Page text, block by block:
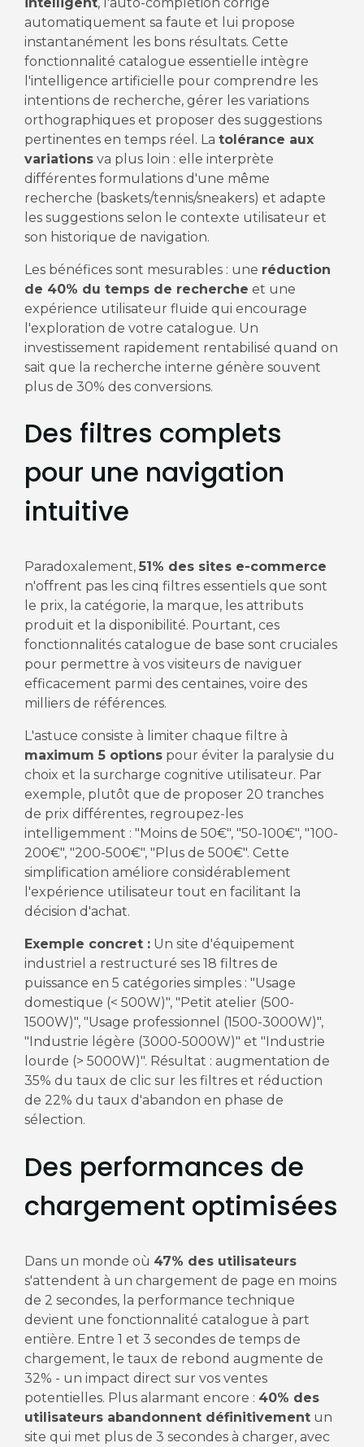
automatiquement sa faute et lui propose
instantanément les bons résultats. Cette
fonctionnalité catalogue essentielle intègre
l'intelligence artificielle pour comprendre les
intentions de recherche, gérer les variations
orthographiques et proposer des suggestions
pertinentes en temps réel. La tolérance aux
variationsva plus loin : elle interprète
différentes formulations d'une même
recherche (baskets/tennis/sneakers) et adapte
les suggestions selon le contexte utilisateur et
son historique de navigation.
Les bénéfices sont mesurables : une réduction
de 40% du temps de recherche et une
expérience utilisateur fluide qui encourage
l'exploration de votre catalogue. Un
investissement rapidement rentabilisé quand on
sait que la recherche interne génère souvent
plus de 30% des conversions.
Des filtres complets
pour une navigation
intuitive
Paradoxalement, 51% des sites e-commerce
n'offrent pas les cinq filtres essentiels que sont
le prix, la catégorie, la marque, les attributs
produit et la disponibilité. Pourtant, ces
fonctionnalités catalogue de base sont cruciales
pour permettre à vos visiteurs de naviguer
efficacement parmi des centaines, voire des
milliers de références.
L'astuce consiste à limiter chaque filtre à
maximum 5 optionspour éviter la paralysie du
choix et la surcharge cognitive utilisateur. Par
exemple, plutôt que de proposer 20 tranches
de prix différentes, regroupez-les
intelligemment : "Moins de 50€", "50-100€", "100-
200€", "200-500€", "Plus de 500€". Cette
simplification améliore considérablement
l'expérience utilisateur tout en facilitant la
décision d'achat.
Exemple concret :Un site d'équipement
industriel a restructuré ses 18 filtres de
puissance en 5 catégories simples : "Usage
domestique (< 500W)", "Petit atelier (500-
1500W)", "Usage professionnel (1500-3000W)",
"Industrie légère (3000-5000W)" et "Industrie
lourde (> 5000W)". Résultat : augmentation de
35% du taux de clic sur les filtres et réduction
de 22% du taux d'abandon en phase de
sélection.
Des performances de
chargement optimisées
Dans un monde où 47% des utilisateurs
s'attendent à un chargement de page en moins
de 2 secondes, la performance technique
devient une fonctionnalité catalogue à part
entière. Entre 1 et 3 secondes de temps de
chargement, le taux de rebond augmente de
32% - un impact direct sur vos ventes
potentielles. Plus alarmant encore : 40% des
utilisateurs abandonnent définitivementun
site qui met plus de 3 secondes à charger, avec